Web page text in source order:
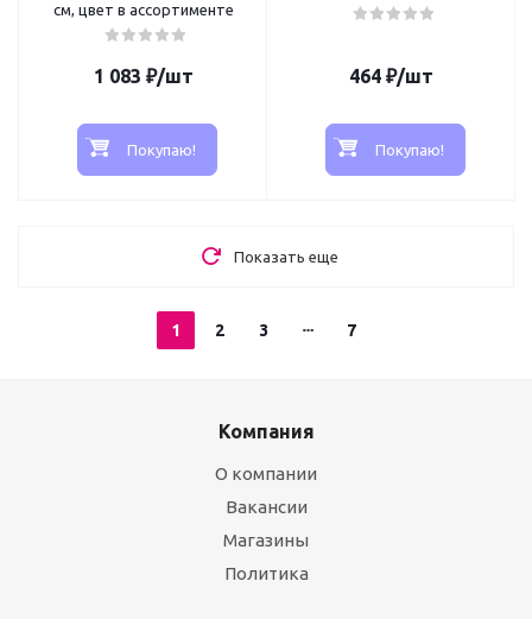
см, цвет в ассортименте
1 083 ₽/шт
Покупаю!
464 ₽/шт
Покупаю!
Показать еще
1 2 3 7
Компания
О компании
Вакансии
Магазины
Политика